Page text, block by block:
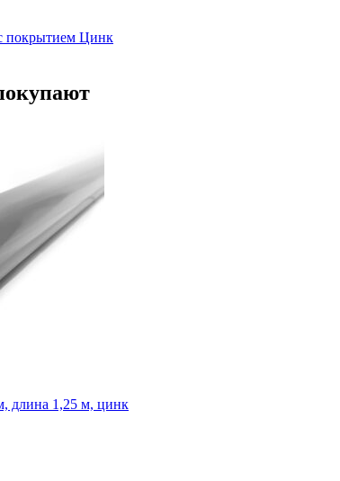
покрытием Цинк
длина 1,25 м, цинк